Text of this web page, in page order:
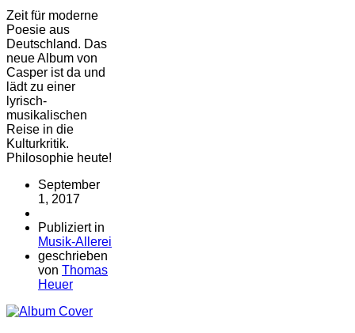
Zeit für moderne
Poesie aus
Deutschland. Das
neue Album von
Casper ist da und
lädt zu einer
lyrisch-
musikalischen
Reise in die
Kulturkritik.
Philosophie heute!
September
1, 2017
Publiziert in
Musik-Allerei
geschrieben
von Thomas
Heuer